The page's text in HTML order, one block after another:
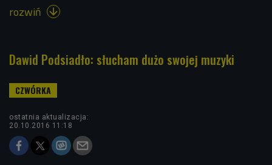
rozwiń 
Dawid Podsiadło: słucham dużo swojej muzyki
ostatnia aktualizacja:
20.10.2016 11:18